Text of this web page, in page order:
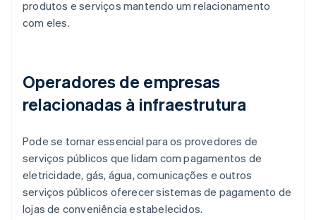
produtos e serviços mantendo um relacionamento
com eles.
Operadores de empresas
relacionadas à infraestrutura
Pode se tornar essencial para os provedores de
serviços públicos que lidam com pagamentos de
eletricidade, gás, água, comunicações e outros
serviços públicos oferecer sistemas de pagamento de
lojas de conveniência estabelecidos.